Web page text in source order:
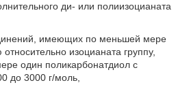
ди- или полиизоцианата
имеющих по меньшей мере
изоцианата группу,
один поликарбонатдиол с
до 3000 г/моль,